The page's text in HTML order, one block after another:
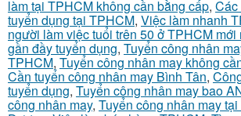
làm tại TPHCM không cần bằng cấp, Các
tuyển dụng tại TPHCM, Việc làm nhanh
người làm việc tuổi trên 50 ở TPHCM mới
gần đầy tuyển dụng, Tuyển công nhân
TPHCM, Tuyển công nhân may không
Cần tuyển công nhân may Bình Tân,
tuyển dụng, Tuyển công nhân may bao
công nhân may, Tuyển công nhân may